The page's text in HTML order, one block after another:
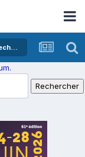
Demandes d' emploi ou de stage (géologue, géotechnicien,...)